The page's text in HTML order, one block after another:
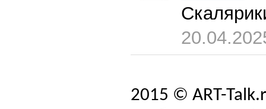
2015 © ART-